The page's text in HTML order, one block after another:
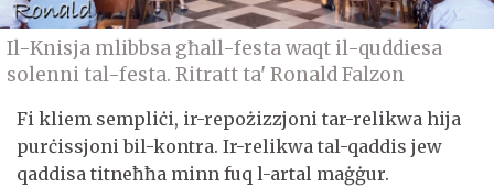
Il-Knisja mlibbsa għall-festa waqt il-quddiesa
solenni tal-festa. Ritratt ta' Ronald Falzon
Fi kliem sempliċi, ir-repożizzjoni tar-relikwa hija
purċissjoni bil-kontra. Ir-relikwa tal-qaddis jew
qaddisa titneħħa minn fuq l-artal maġġur.